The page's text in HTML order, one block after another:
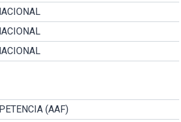
(AAF)